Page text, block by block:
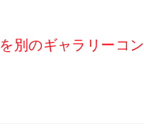
別のギャラリーコン